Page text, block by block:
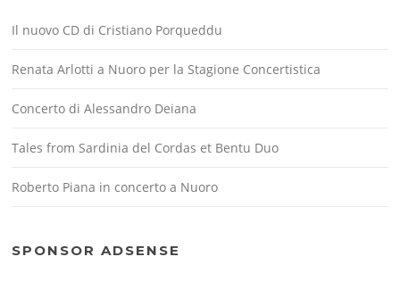
Il nuovo CD di Cristiano Porqueddu
Renata Arlotti a Nuoro per la Stagione Concertistica
Concerto di Alessandro Deiana
Tales from Sardinia del Cordas et Bentu Duo
Roberto Piana in concerto a Nuoro
SPONSOR ADSENSE